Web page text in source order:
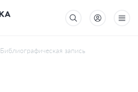
Библиографическая запись